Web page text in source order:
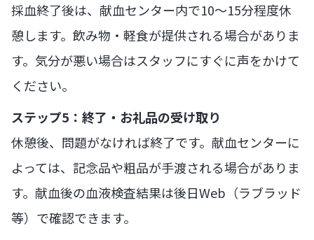
採血終了後は、献血センター内で10〜15分程度休
憩します。飲み物・軽食が提供される場合がありま
す。気分が悪い場合はスタッフにすぐに声をかけて
ください。
ステップ5：終了・お礼品の受け取り
休憩後、問題がなければ終了です。献血センターに
よっては、記念品や粗品が手渡される場合がありま
す。献血後の血液検査結果は後日Web（ラブラッド
等）で確認できます。